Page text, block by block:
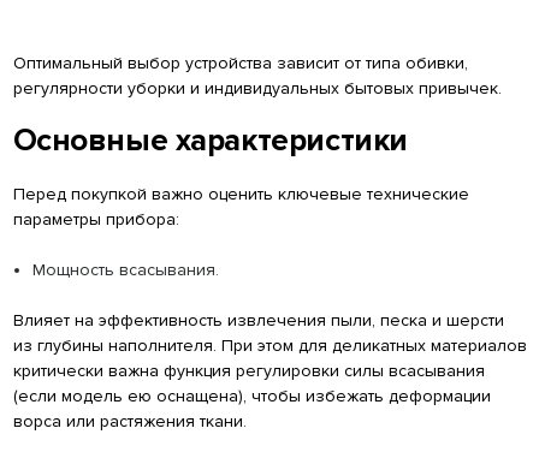
Оптимальный выбор устройства зависит от типа обивки,
регулярности уборки и индивидуальных бытовых привычек.
Основные характеристики
Перед покупкой важно оценить ключевые технические
параметры прибора:
Мощность всасывания.
Влияет на эффективность извлечения пыли, песка и шерсти
из глубины наполнителя. При этом для деликатных материалов
критически важна функция регулировки силы всасывания
(если модель ею оснащена), чтобы избежать деформации
ворса или растяжения ткани.